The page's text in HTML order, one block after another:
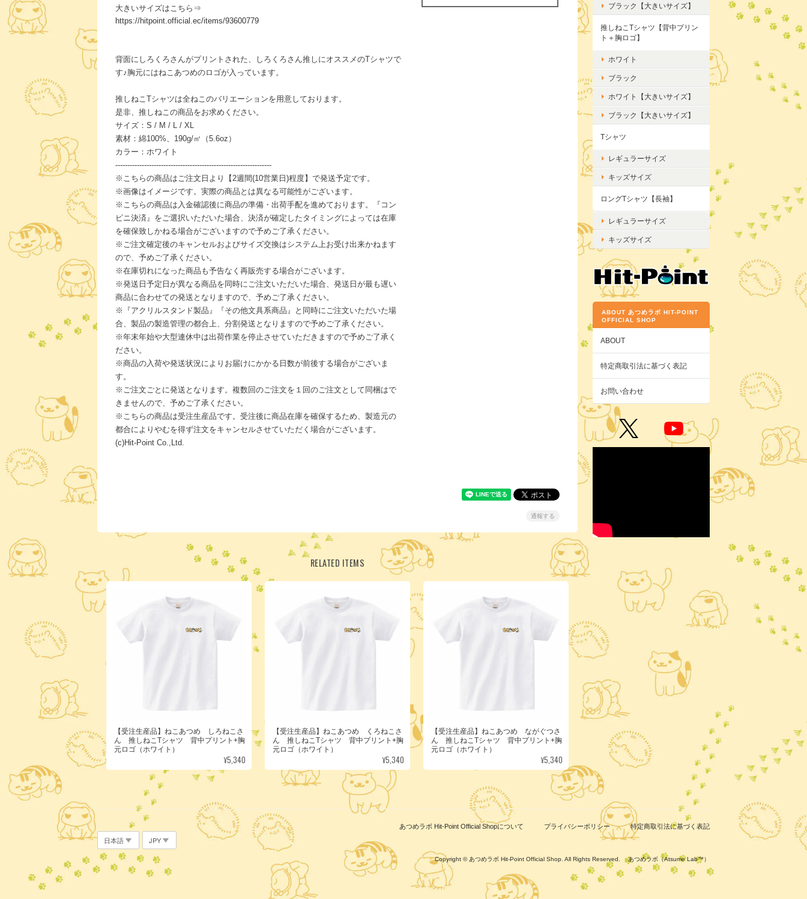
大きいサイズはこちら⇒
https://hitpoint.official.ec/items/93600779
背面にしろくろさんがプリントされた、しろくろさん推しにオススメのTシャツで
す♪胸元にはねこあつめのロゴが入っています。
推しねこTシャツは全ねこのバリエーションを用意しております。
是非、推しねこの商品をお求めください。
サイズ：S / M / L / XL
素材：綿100%、190g/㎡（5.6oz）
カラー：ホワイト
-----------------------------------------------------------------
※こちらの商品はご注文日より【2週間(10営業日)程度】で発送予定です。
※画像はイメージです。実際の商品とは異なる可能性がございます。
※こちらの商品は入金確認後に商品の準備・出荷手配を進めております。『コン
ビニ決済』をご選択いただいた場合、決済が確定したタイミングによっては在庫
を確保致しかねる場合がございますので予めご了承ください。
※ご注文確定後のキャンセルおよびサイズ交換はシステム上お受け出来かねます
ので、予めご了承ください。
※在庫切れになった商品も予告なく再販売する場合がございます。
※発送日予定日が異なる商品を同時にご注文いただいた場合、発送日が最も遅い
商品に合わせての発送となりますので、予めご了承ください。
※『アクリルスタンド製品』『その他文具系商品』と同時にご注文いただいた場
合、製品の製造管理の都合上、分割発送となりますので予めご了承ください。
※年末年始や大型連休中は出荷作業を停止させていただきますので予めご了承く
ださい。
※商品の入荷や発送状況によりお届けにかかる日数が前後する場合がございま
す。
※ご注文ごとに発送となります。複数回のご注文を１回のご注文として同梱はで
きませんので、予めご了承ください。
※こちらの商品は受注生産品です。受注後に商品在庫を確保するため、製造元の
都合によりやむを得ず注文をキャンセルさせていただく場合がございます。
(c)Hit-Point Co.,Ltd.
通報する
RELATED ITEMS
【受注生産品】ねこあつめ しろねこさ
ん 推しねこTシャツ 背中プリント+胸
元ロゴ（ホワイト）
¥5,340
【受注生産品】ねこあつめ くろねこさ
ん 推しねこTシャツ 背中プリント+胸
元ロゴ（ホワイト）
¥5,340
【受注生産品】ねこあつめ ながぐつさ
ん 推しねこTシャツ 背中プリント+胸
元ロゴ（ホワイト）
¥5,340
ブラック【大きいサイズ】
推しねこTシャツ【背中プリン
ト＋胸ロゴ】
ホワイト
ブラック
ホワイト【大きいサイズ】
ブラック【大きいサイズ】
Tシャツ
レギュラーサイズ
キッズサイズ
ロングTシャツ【長袖】
レギュラーサイズ
キッズサイズ
ABOUT あつめラボ HIT-POINT
OFFICIAL SHOP
ABOUT
特定商取引法に基づく表記
お問い合わせ
あつめラボ Hit-Point Official Shopについて プライバシーポリシー 特定商取引法に基づく表記
Copyright © あつめラボ Hit-Point Official Shop. All Rights Reserved. あつめラボ（Atsume Lab™）